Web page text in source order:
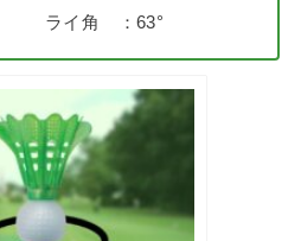
ライ角 ：63°